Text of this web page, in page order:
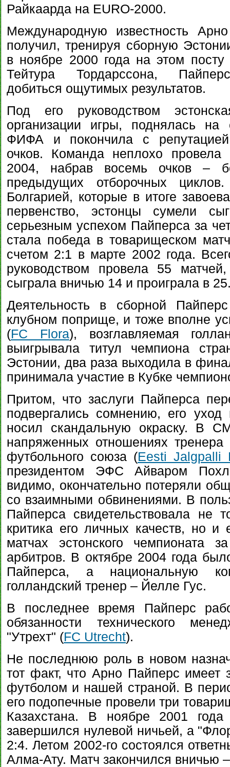
Райкаарда на EURO-2000.
Международную известность
получил, тренируя сборную
в ноябре 2000 года на этом посту
Тейтура Тордарссона,
добиться ощутимых результатов.
Под его руководством
организации игры, поднялась на
ФИФА и покончила с репутацией
очков. Команда неплохо провела
2004, набрав восемь очков –
предыдущих отборочных
Болгарией, которые в итоге
первенство, эстонцы сумели
серьезным успехом Пайперса за
стала победа в товарищеском
счетом 2:1 в марте 2002 года.
руководством провела 55
сыграла вничью 14 и проиграла в
Деятельность в сборной
клубном поприще, и тоже вполне
(FC Flora), возглавляемая
выигрывала титул чемпиона
Эстонии, два раза выходила в
принимала участие в Кубке
Притом, что заслуги Пайперса
подвергались сомнению, его
носил скандальную окраску. В
напряженных отношениях тренера
футбольного союза (Eesti Jalgpalli
президентом ЭФС Айваром
видимо, окончательно потеряли
со взаимными обвинениями. В
Пайперса свидетельствовала не
критика его личных качеств, но и
матчах эстонского чемпионата
арбитров. В октябре 2004 года
Пайперса, а национальную
голландский тренер – Йелле Гус.
В последнее время Пайперс
обязанности технического
"Утрехт" (FC Utrecht).
Не последнюю роль в новом
тот факт, что Арно Пайперс имеет
футболом и нашей страной. В
его подопечные провели три
Казахстана. В ноябре 2001
завершился нулевой ничьей, а
2:4. Летом 2002-го состоялся
Алма-Ату. Матч закончился вничью